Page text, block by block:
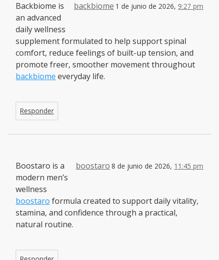
backbiome 1 de junio de 2026, 9:27 pm
Backbiome is
an advanced
daily wellness
supplement formulated to help support spinal
comfort, reduce feelings of built-up tension, and
promote freer, smoother movement throughout
backbiome everyday life.
Responder
boostaro 8 de junio de 2026, 11:45 pm
Boostaro is a
modern men’s
wellness
boostaro formula created to support daily vitality,
stamina, and confidence through a practical,
natural routine.